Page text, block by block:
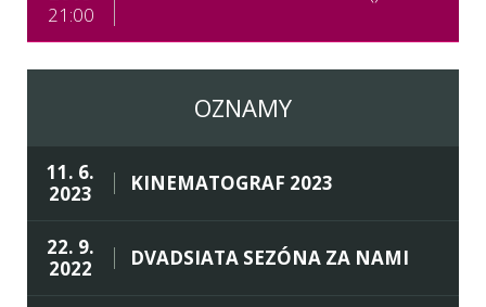
21:00
OZNAMY
11. 6.
2023
KINEMATOGRAF 2023
22. 9.
2022
DVADSIATA SEZÓNA ZA NAMI